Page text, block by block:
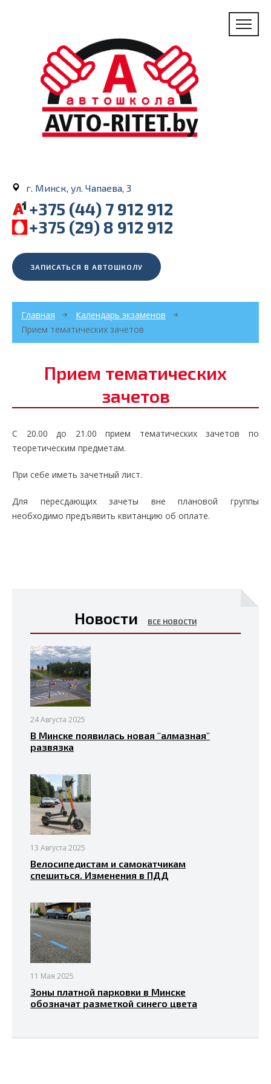
г. Минск, ул. Чапаева, 3
+375 (44) 7 912 912
+375 (29) 8 912 912
ЗАПИСАТЬСЯ В АВТОШКОЛУ
Главная
Календарь экзаменов
Прием тематических зачетов
Прием тематических
зачетов
С 20.00 до 21.00 прием тематических зачетов по
теоретическим предметам.
При себе иметь зачетный лист.
Для пересдающих зачеты вне плановой группы
необходимо предъявить квитанцию об оплате.
Новости ВСЕ НОВОСТИ
24 Августа 2025
В Минске появилась новая "алмазная"
развязка
13 Августа 2025
Велосипедистам и самокатчикам
спешиться. Изменения в ПДД
11 Мая 2025
Зоны платной парковки в Минске
обозначат разметкой синего цвета